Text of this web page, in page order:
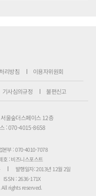
리방침 이용자위원회
기사심의규정 불편신고
울숲더스페이스 12층
: 070-4015-8658
본부 : 070-4010-7078
호 : 비즈니스포스트
발행일자: 2013년 12월 2일
ISSN : 2636-171X
All rights reserved.